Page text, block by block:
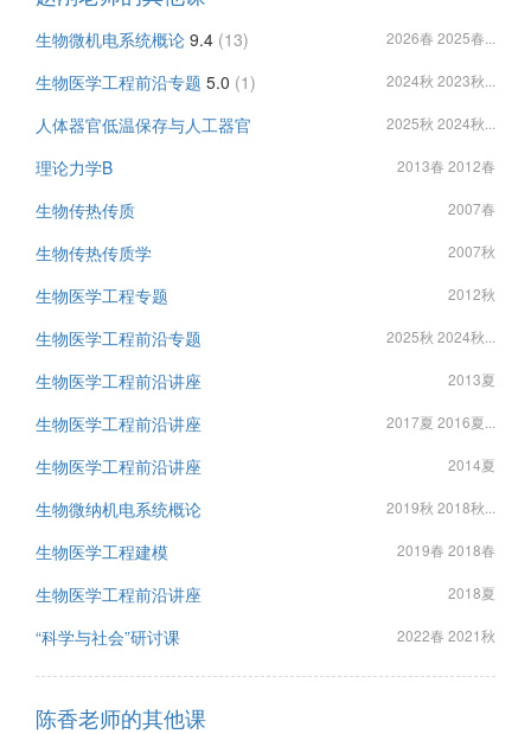
生物微机电系统概论 9.4 (13) 2026春 2025春...
生物医学工程前沿专题 5.0 (1) 2024秋 2023秋...
人体器官低温保存与人工器官 2025秋 2024秋...
理论力学B 2013春 2012春
生物传热传质 2007春
生物传热传质学 2007秋
生物医学工程专题 2012秋
生物医学工程前沿专题 2025秋 2024秋...
生物医学工程前沿讲座 2013夏
生物医学工程前沿讲座 2017夏 2016夏...
生物医学工程前沿讲座 2014夏
生物微纳机电系统概论 2019秋 2018秋...
生物医学工程建模 2019春 2018春
生物医学工程前沿讲座 2018夏
“科学与社会”研讨课 2022春 2021秋
陈香老师的其他课